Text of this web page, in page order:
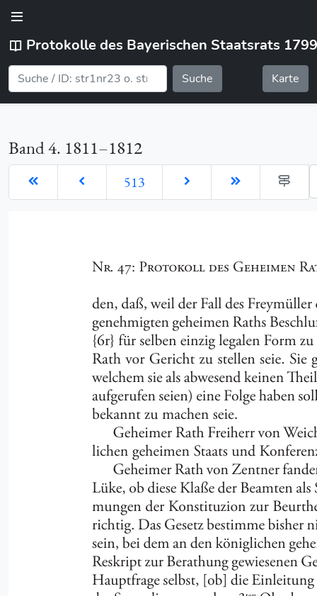
Protokolle des Bayerischen Staatsrats
Suche Karte
Band 4. 1811–1812
513